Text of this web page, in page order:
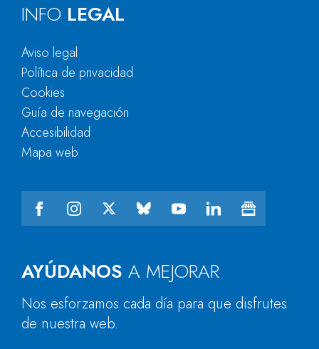
AYÚDANOS A MEJORAR
Nos esforzamos cada día para que disfrutes
de nuestra web.
INFO LEGAL
Aviso legal
Política de privacidad
Cookies
Guía de navegación
Accesibilidad
Mapa web